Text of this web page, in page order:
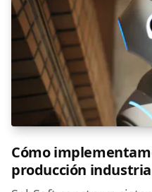
Cómo
producción